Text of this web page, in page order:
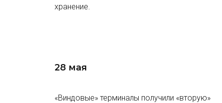
хранение.
28 мая
«Виндовые» терминалы получили «вторую»